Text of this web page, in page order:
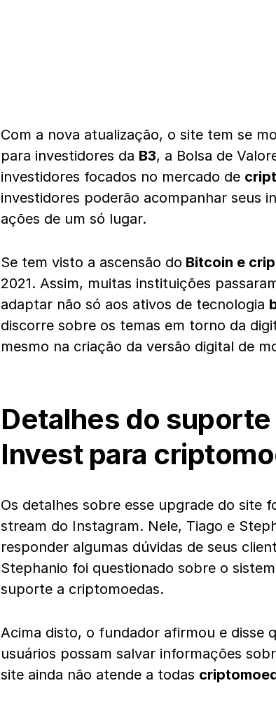
Com a nova atualização, o site tem se
para investidores da B3, a Bolsa de
investidores focados no mercado de
investidores poderão acompanhar seus
ações de um só lugar.
Se tem visto a ascensão do Bitcoin e
2021. Assim, muitas instituições
adaptar não só aos ativos de tecnologia
discorre sobre os temas em torno da
mesmo na criação da versão digital de
Detalhes do
Invest para
Os detalhes sobre esse upgrade do site
stream do Instagram. Nele, Tiago e
responder algumas dúvidas de seus
Stephanio foi questionado sobre o
suporte a criptomoedas.
Acima disto, o fundador afirmou e disse
usuários possam salvar informações
site ainda não atende a todas